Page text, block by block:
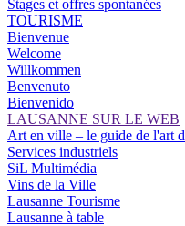
Stages et offres spontanées
TOURISME
Bienvenue
Welcome
Willkommen
Benvenuto
Bienvenido
LAUSANNE SUR LE WEB
Art en ville – le guide de l'art
Services industriels
SiL Multimédia
Vins de la Ville
Lausanne Tourisme
Lausanne à table